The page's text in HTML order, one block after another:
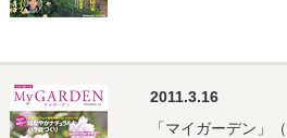
2011.3.16
「マイガーデン」